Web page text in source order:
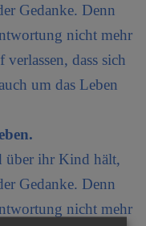
Gedanke. Denn
nicht mehr
dass sich
um das Leben
über ihr Kind hält,
Gedanke. Denn
nicht mehr